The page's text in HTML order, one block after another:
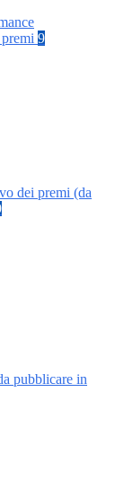
9
dei premi (da
pubblicare in